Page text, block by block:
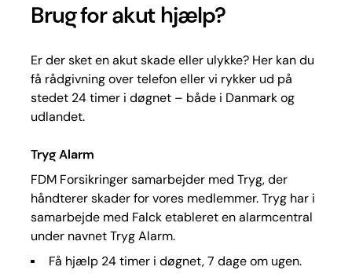
Brug for akut hjælp?
Er der sket en akut skade eller ulykke? Her kan du
få rådgivning over telefon eller vi rykker ud på
stedet 24 timer i døgnet – både i Danmark og
udlandet.
Tryg Alarm
FDM Forsikringer samarbejder med Tryg, der
håndterer skader for vores medlemmer. Tryg har i
samarbejde med Falck etableret en alarmcentral
under navnet Tryg Alarm.
Få hjælp 24 timer i døgnet, 7 dage om ugen.